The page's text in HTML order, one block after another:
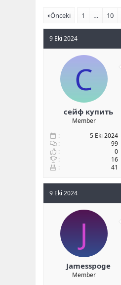
n
u
u
b
ş
l
a
t
a
n
Önceki 1 … 10
9 Eki 2024
С
сейф купить
Member
5 Eki 2024
99
0
16
41
9 Eki 2024
J
Jamesspoge
Member